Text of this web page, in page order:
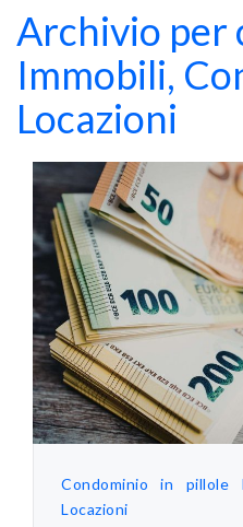
Archivio per
Immobili,
Locazioni
Condominio in pillole
Locazioni